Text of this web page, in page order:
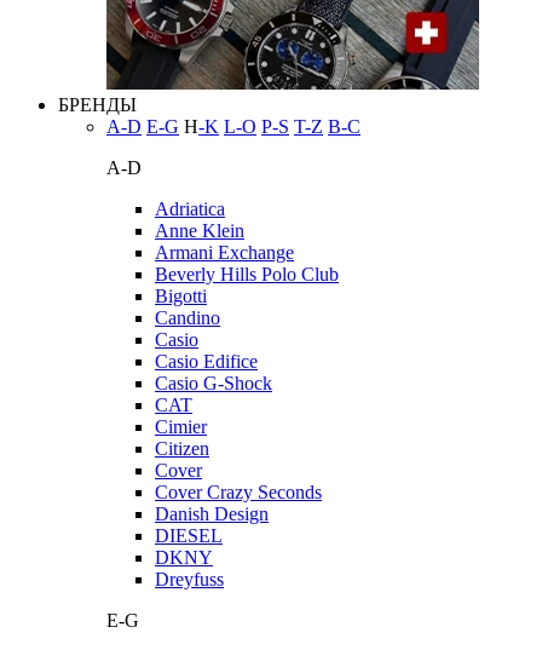
БРЕНДЫ
A-D E-G H-K L-O P-S T-Z В-С
A-D
Adriatica
Anne Klein
Armani Exchange
Beverly Hills Polo Club
Bigotti
Candino
Casio
Casio Edifice
Casio G-Shock
CAT
Cimier
Citizen
Cover
Cover Crazy Seconds
Danish Design
DIESEL
DKNY
Dreyfuss
E-G